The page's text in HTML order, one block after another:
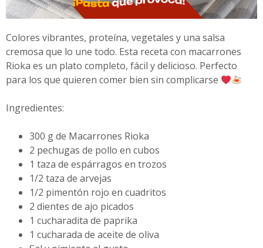
Colores vibrantes, proteína, vegetales y una salsa
cremosa que lo une todo. Esta receta con macarrones
Rioka es un plato completo, fácil y delicioso. Perfecto
para los que quieren comer bien sin complicarse
Ingredientes:
300 g de Macarrones Rioka
2 pechugas de pollo en cubos
1 taza de espárragos en trozos
1/2 taza de arvejas
1/2 pimentón rojo en cuadritos
2 dientes de ajo picados
1 cucharadita de paprika
1 cucharada de aceite de oliva